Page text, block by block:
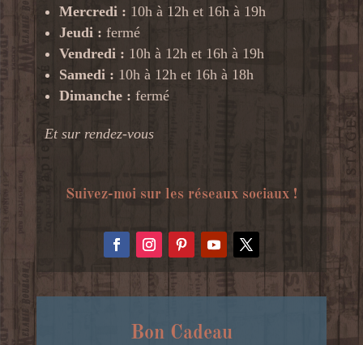
Mercredi : 10h à 12h et 16h à 19h
Jeudi : fermé
Vendredi : 10h à 12h et 16h à 19h
Samedi : 10h à 12h et 16h à 18h
Dimanche : fermé
Et sur rendez-vous
Suivez-moi sur les réseaux sociaux !
Bon Cadeau